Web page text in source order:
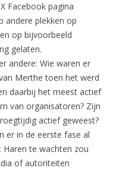
Facebook pagina
andere plekken op
op bijvoorbeeld
gelaten.
andere: Wie waren er
Merthe toen het werd
daarbij het meest actief
van organisatoren? Zijn
actief geweest?
er in de eerste fase al
te wachten zou
of autoriteiten